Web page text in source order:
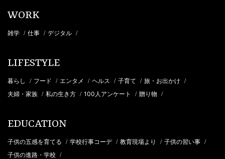
WORK
雑学 / 仕事 / デジタル /
LIFESTYLE
暮らし / フード / エンタメ / ヘルス / 子育て / 旅・お出かけ /
夫婦・家族 / 私の生き方 / 100人アンケート / 贈り物 /
EDUCATION
子供の五感を育てる / 学校行事コーデ / 教育現場より / 子供の習い事 /
子供の進路・学校 /